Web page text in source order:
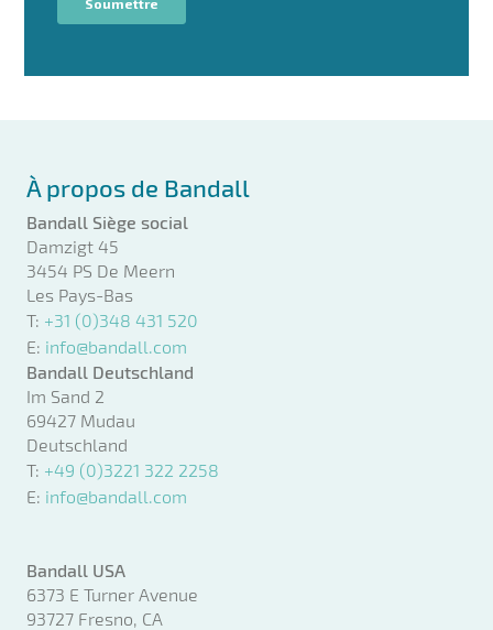
À propos de Bandall
Bandall Siège social
Damzigt 45
3454 PS De Meern
Les Pays-Bas
T: +31 (0)348 431 520
E: info@bandall.com
Bandall Deutschland
Im Sand 2
69427 Mudau
Deutschland
T: +49 (0)3221 322 2258
E: info@bandall.com
Bandall USA
6373 E Turner Avenue
93727 Fresno, CA